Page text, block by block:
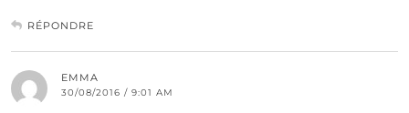
RÉPONDRE
EMMA
30/08/2016 / 9:01 AM